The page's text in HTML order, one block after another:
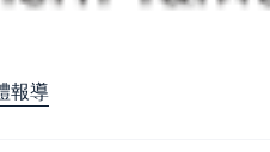
報導